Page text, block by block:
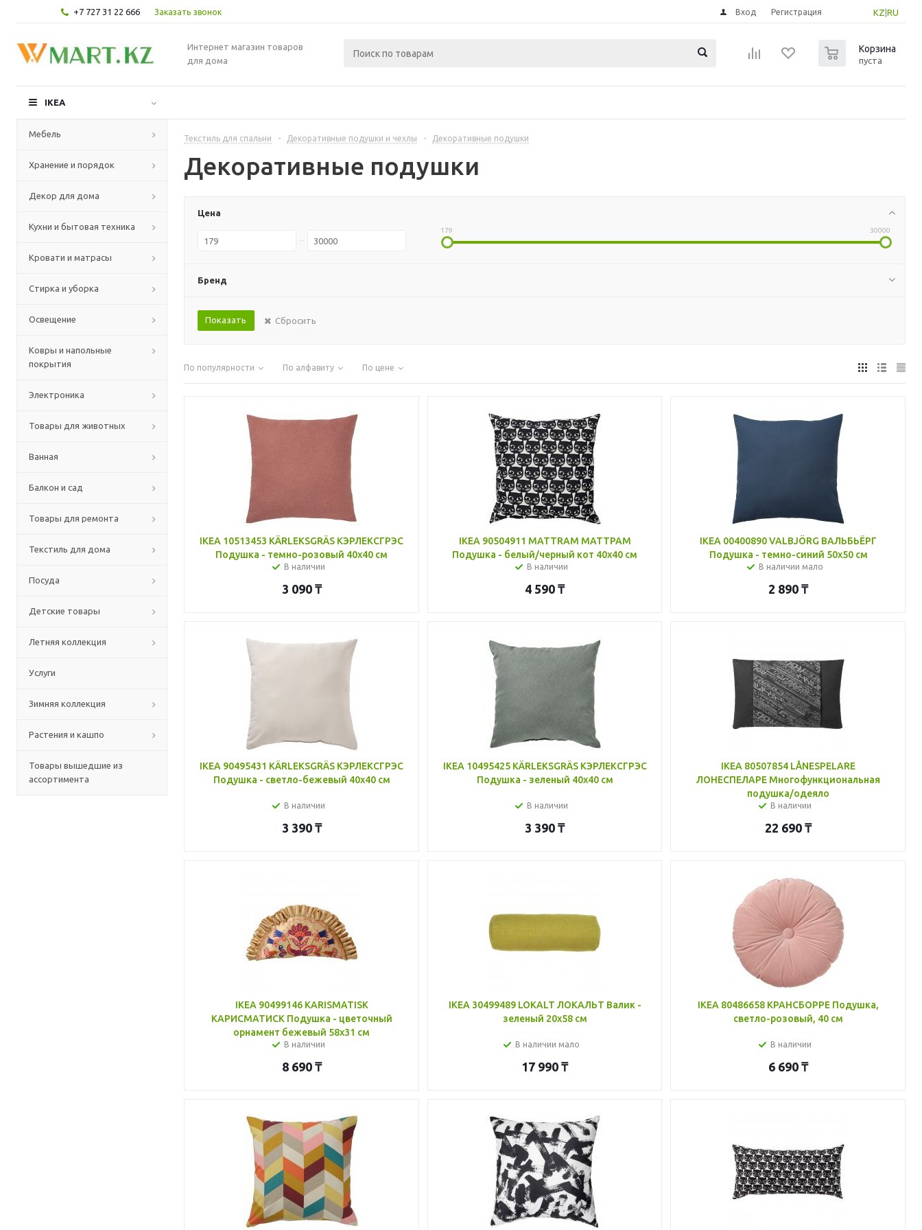
+7 727 31 22 666 Заказать звонок KZ RU
Вход Регистрация
Интернет магазин товаров
для дома
Корзина
пуста
IKEA
Мебель
Хранение и порядок
Декор для дома
Кухни и бытовая техника
Кровати и матрасы
Стирка и уборка
Освещение
Ковры и напольные
покрытия
Электроника
Товары для животных
Ванная
Балкон и сад
Товары для ремонта
Текстиль для дома
Посуда
Детские товары
Летняя коллекция
Услуги
Зимняя коллекция
Растения и кашпо
Товары вышедшие из
ассортимента
Текстиль для спальни - Декоративные подушки и чехлы - Декоративные подушки
Декоративные подушки
Цена
179 30000
Бренд
Сбросить
По популярности По алфавиту По цене
IKEA 10513453 KÄRLEKSGRÄS КЭРЛЕКСГРЭС
Подушка - темно-розовый 40x40 см
В наличии
3 090₸
IKEA 90504911 MATTRAM МАТТРАМ
Подушка - белый/черный кот 40x40 см
В наличии
4 590 ₸
IKEA 00400890 VALBJÖRG ВАЛЬБЬЁРГ
Подушка - темно-синий 50x50 см
В наличии мало
2 890 ₸
IKEA 90495431 KÄRLEKSGRÄS КЭРЛЕКСГРЭС
Подушка - светло-бежевый 40x40 см
В наличии
3 390₸
IKEA 10495425 KÄRLEKSGRÄS КЭРЛЕКСГРЭС
Подушка - зеленый 40x40 см
В наличии
3 390 ₸
IKEA 80507854 LÅNESPELARE
ЛОНЕСПЕЛАРЕ Многофункциональная
подушка/одеяло
В наличии
22 690 ₸
IKEA 90499146 KARISMATISK
КАРИСМАТИСК Подушка - цветочный
орнамент бежевый 58x31 см
В наличии
8 690₸
IKEA 30499489 LOKALT ЛОКАЛЬТ Валик -
зеленый 20x58 см
В наличии мало
17 990 ₸
IKEA 80486658 КРАНСБОРРЕ Подушка,
светло-розовый, 40 см
В наличии
6 690 ₸